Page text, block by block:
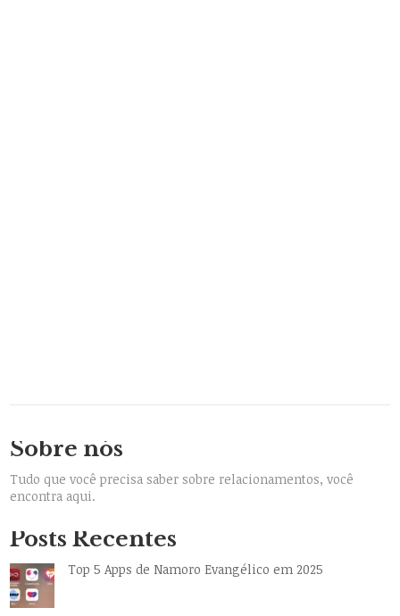
Sobre nós
Tudo que você precisa saber sobre relacionamentos, você
encontra aqui.
Posts Recentes
Top 5 Apps de Namoro Evangélico em 2025